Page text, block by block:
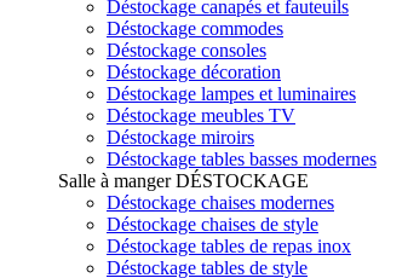
Déstockage canapés et fauteuils
Déstockage commodes
Déstockage consoles
Déstockage décoration
Déstockage lampes et luminaires
Déstockage meubles TV
Déstockage miroirs
Déstockage tables basses modernes
Salle à mangerDÉSTOCKAGE
Déstockage chaises modernes
Déstockage chaises de style
Déstockage tables de repas inox
Déstockage tables de style